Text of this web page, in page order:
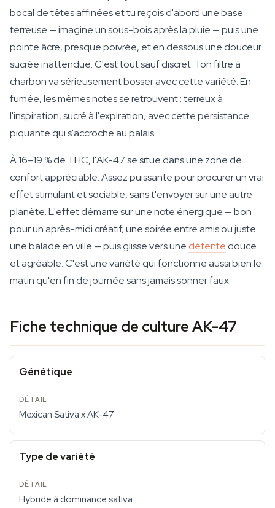
bocal de têtes affinées et tu reçois d'abord une base
terreuse — imagine un sous-bois après la pluie — puis une
pointe âcre, presque poivrée, et en dessous une douceur
sucrée inattendue. C'est tout sauf discret. Ton filtre à
charbon va sérieusement bosser avec cette variété. En
fumée, les mêmes notes se retrouvent : terreux à
l'inspiration, sucré à l'expiration, avec cette persistance
piquante qui s'accroche au palais.
À 16–19 % de THC, l'AK-47 se situe dans une zone de
confort appréciable. Assez puissante pour procurer un vrai
effet stimulant et sociable, sans t'envoyer sur une autre
planète. L'effet démarre sur une note énergique — bon
pour un après-midi créatif, une soirée entre amis ou juste
une balade en ville — puis glisse vers une détente douce
et agréable. C'est une variété qui fonctionne aussi bien le
matin qu'en fin de journée sans jamais sonner faux.
Fiche technique de culture AK-47
Génétique
Mexican Sativa x AK-47
Type de variété
Hybride à dominance sativa